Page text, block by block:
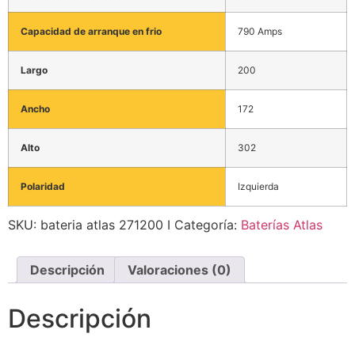
Capacidad de arranque en frio 790 Amps
Largo 200
Ancho 172
Alto 302
Polaridad Izquierda
SKU: bateria atlas 271200 I Categoría: Baterías Atlas
Descripción Valoraciones (0)
Descripción